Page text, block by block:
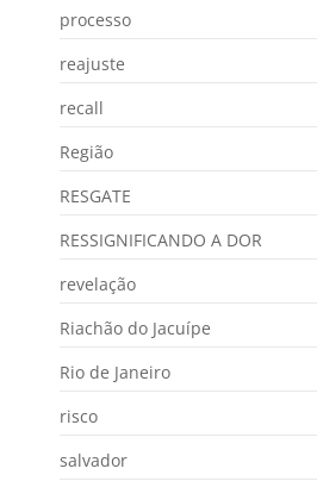
processo
reajuste
recall
Região
RESGATE
RESSIGNIFICANDO A DOR
revelação
Riachão do Jacuípe
Rio de Janeiro
risco
salvador